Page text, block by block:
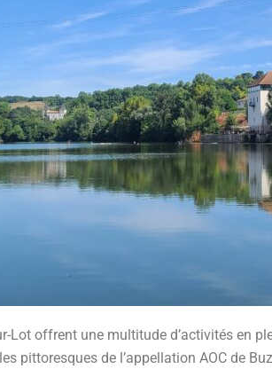
Lot offrent une multitude d’activités en
pittoresques de l’appellation AOC de